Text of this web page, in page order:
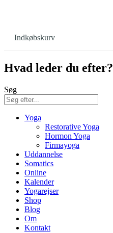
Indkøbskurv
Hvad leder du efter?
Søg
Yoga
Restorative Yoga
Hormon Yoga
Firmayoga
Uddannelse
Somatics
Online
Kalender
Yogarejser
Shop
Blog
Om
Kontakt